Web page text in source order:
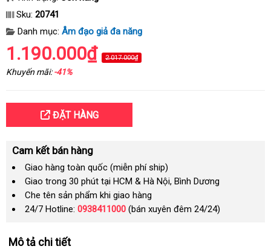
Sku: 20741
Danh mục: Âm đạo giả đa năng
1.190.000₫ 2.017.000₫
Khuyến mãi:-41%
ĐẶT HÀNG
Cam kết bán hàng
Giao hàng toàn quốc (miễn phí ship)
Giao trong 30 phút tại HCM & Hà Nội, Bình Dương
Che tên sản phẩm khi giao hàng
24/7 Hotline: 0938411000 (bán xuyên đêm 24/24)
Mô tả chi tiết